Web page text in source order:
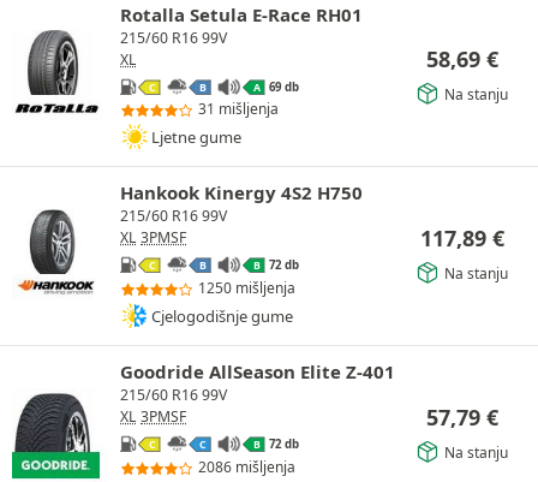
Rotalla Setula E-Race RH01
215/60 R16 99V
XL
C B A 69 db
31 mišljenja
Ljetne gume
58,69 €
Na stanju
Hankook Kinergy 4S2 H750
215/60 R16 99V
XL 3PMSF
C B B 72 db
1250 mišljenja
Cjelogodišnje gume
117,89 €
Na stanju
Goodride AllSeason Elite Z-401
215/60 R16 99V
XL 3PMSF
C C B 72 db
2086 mišljenja
57,79 €
Na stanju